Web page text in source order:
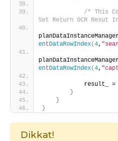
/* This
Set Return OCR Resut
entDataRowIndex(4,
entDataRowIndex(4,
            result_ =
}
}
}
Dikkat!